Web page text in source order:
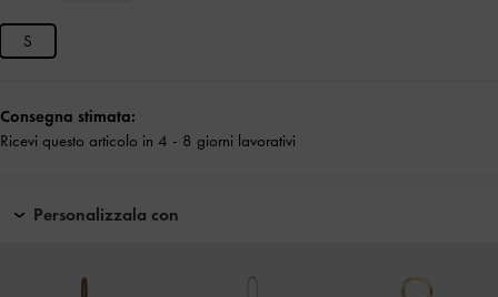
S
Consegna stimata:
Ricevi questo articolo in 4 - 8 giorni lavorativi
Personalizzala con